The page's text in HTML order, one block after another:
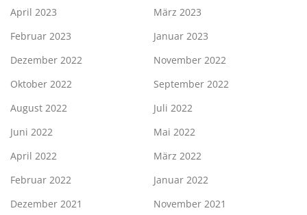
April 2023
März 2023
Februar 2023
Januar 2023
Dezember 2022
November 2022
Oktober 2022
September 2022
August 2022
Juli 2022
Juni 2022
Mai 2022
April 2022
März 2022
Februar 2022
Januar 2022
Dezember 2021
November 2021